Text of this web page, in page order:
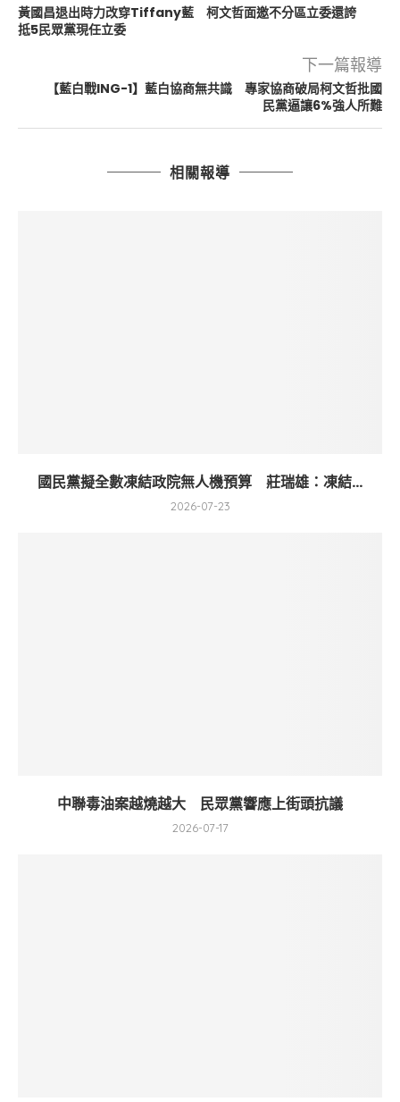
黃國昌退出時力改穿Tiffany藍 柯文哲面邀不分區立委還誇
抵5民眾黨現任立委
下一篇報導
【藍白戰ING-1】藍白協商無共識 專家協商破局柯文哲批國
民黨逼讓6%強人所難
相關報導
國民黨擬全數凍結政院無人機預算 莊瑞雄：凍結...
2026-07-23
中聯毒油案越燒越大 民眾黨響應上街頭抗議
2026-07-17